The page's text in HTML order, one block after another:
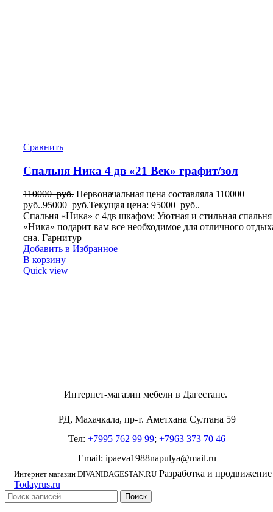
Сравнить
Спальня Ника 4 дв «21 Век» графит/зол
110000руб. Первоначальная цена составляла 110000
руб..95000 руб.Текущая цена: 95000 руб..
Спальня «Ника» с 4дв шкафом; Уютная и стильная спальня
«Ника» подарит вам все необходимое для отличного
сна. Гарнитур
Добавить в Избранное
В корзину
Quick view
Интернет-магазин мебели в Дагестане.
РД, Махачкала, пр-т. Аметхана Султана 59
Тел: +7995 762 99 99; +7963 373 70 46
Email: ipaeva1988napulya@mail.ru
Интернет магазин DIVANIDAGESTAN.RU Разработка и продвижение
Todayrus.ru
Поиск